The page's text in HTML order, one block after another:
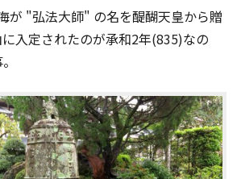
が "弘法大師" の名を醍醐天皇から贈
入定されたのが承和2年(835)なの